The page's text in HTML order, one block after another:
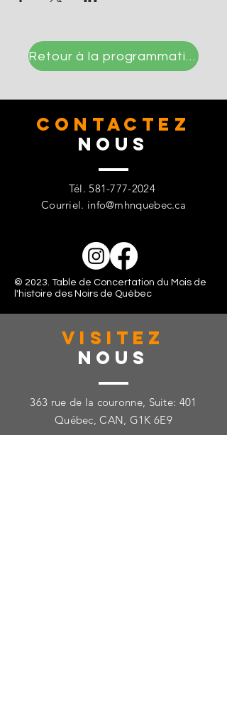
Retour à la programmation
CONTACTez
Nous
Tél.581-777-2024
Courriel. info@mhnquebec.ca
© 2023. Table de Concertation du Mois de
l'histoire des Noirs de Québec
VISITez
Nous
363 rue de la couronne, Suite: 401
Québec, CAN, G1K 6E9